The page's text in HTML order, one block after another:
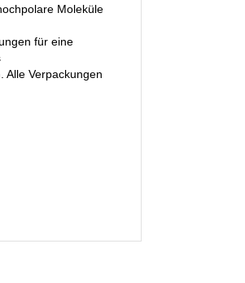
Moleküle
für eine
Alle Verpackungen